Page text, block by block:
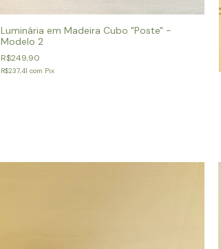
Luminária em Madeira Cubo "Poste" -
Modelo 2
R$249,90
R$237,41 com Pix